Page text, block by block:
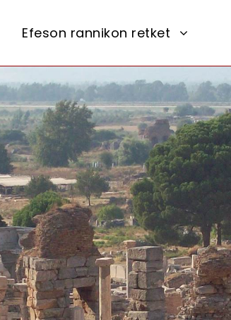
Efeson rannikon retket